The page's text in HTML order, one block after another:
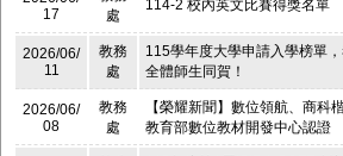
17
處
114-2 校內英文比賽得獎名單
2026/06/
11
教務
處
115學年度大學申請入學榜單，
全體師生同賀！
2026/06/
08
教務
處
【榮耀新聞】數位領航、商科
教育部數位教材開發中心認證